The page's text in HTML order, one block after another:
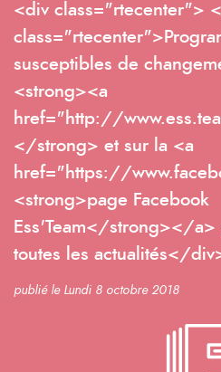
<div class="rtecenter">
susceptibles de
<strong><a
href="http://
</strong> et sur la <a
href="https://
<strong>page Facebook
Ess'Team</strong></a>
toutes les actualités</
publié le Lundi 8 octobre 2018